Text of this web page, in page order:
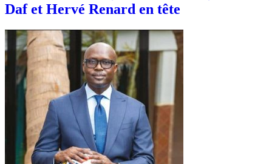
Daf et Hervé Renard en tête